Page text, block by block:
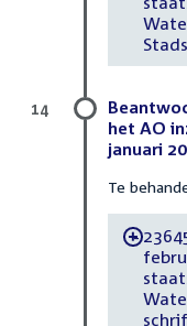
het AO
januari
Te
-
14